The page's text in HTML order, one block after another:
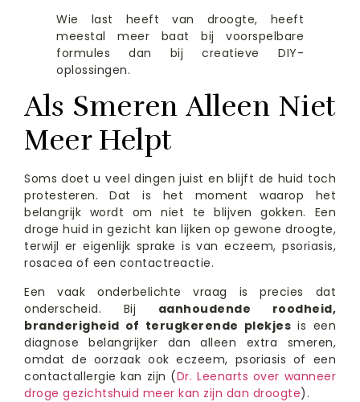
Wie last heeft van droogte, heeft
meestal meer baat bij voorspelbare
formules dan bij creatieve DIY-
oplossingen.
Als Smeren Alleen Niet
Meer Helpt
Soms doet u veel dingen juist en blijft de huid toch
protesteren. Dat is het moment waarop het
belangrijk wordt om niet te blijven gokken. Een
droge huid in gezicht kan lijken op gewone droogte,
terwijl er eigenlijk sprake is van eczeem, psoriasis,
rosacea of een contactreactie.
Een vaak onderbelichte vraag is precies dat
onderscheid. Bij aanhoudende roodheid,
branderigheid of terugkerende plekjes is een
diagnose belangrijker dan alleen extra smeren,
omdat de oorzaak ook eczeem, psoriasis of een
contactallergie kan zijn (Dr. Leenarts over wanneer
droge gezichtshuid meer kan zijn dan droogte).